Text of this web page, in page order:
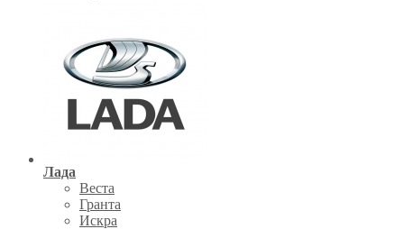
Лада
Веста
Гранта
Искра